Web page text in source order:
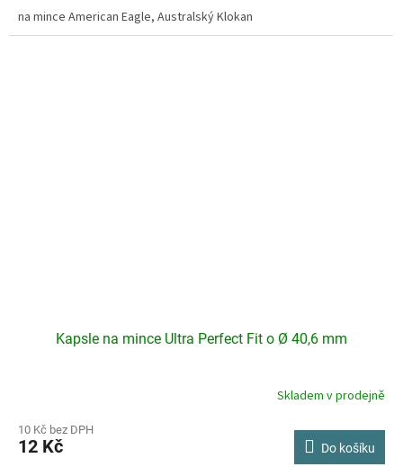
z
na mince American Eagle, Australský Klokan
Kapsle na mince Ultra Perfect Fit o Ø 40,6 mm
Skladem v prodejně
10 Kč bez DPH
12 Kč Do košíku